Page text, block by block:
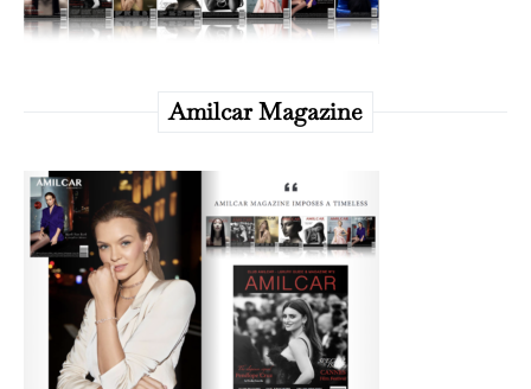
Amilcar Magazine